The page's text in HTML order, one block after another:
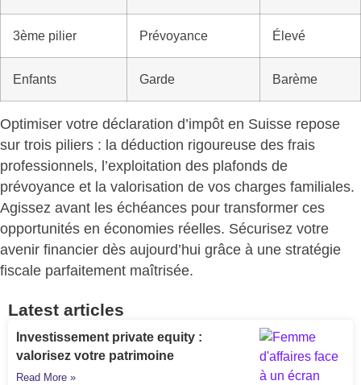
3ème pilier Prévoyance Élevé
Enfants Garde Barème
Optimiser votre déclaration d’impôt en Suisse repose
sur trois piliers : la déduction rigoureuse des frais
professionnels, l’exploitation des plafonds de
prévoyance et la valorisation de vos charges familiales.
Agissez avant les échéances pour transformer ces
opportunités en économies réelles. Sécurisez votre
avenir financier dès aujourd’hui grâce à une stratégie
fiscale parfaitement maîtrisée.
Latest articles
Investissement private equity :
valorisez votre patrimoine
Read More »